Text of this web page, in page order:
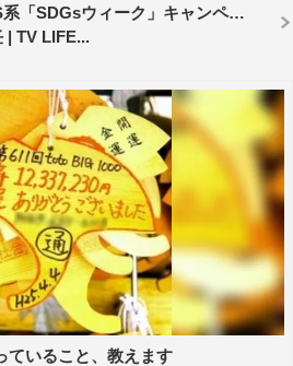
「SDGsウィーク」キャンペー
| TV LIFE...
ていること、教えます